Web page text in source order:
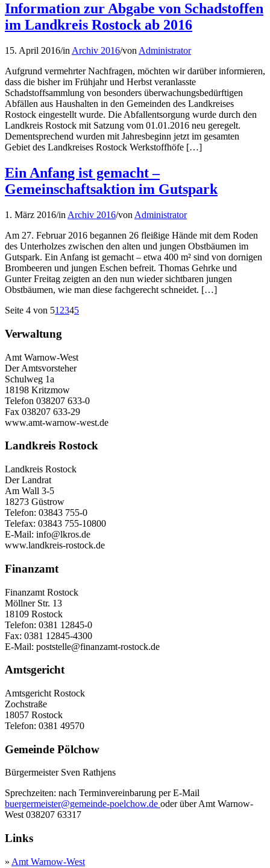
Information zur Abgabe von Schadstoffen
im Landkreis Rostock ab 2016
15. April 2016/in Archiv 2016/von Administrator
Aufgrund vermehrter Nachfragen, möchten wir darüber informieren,
dass die bisher im Frühjahr und Herbst veranlasste
Schadstoffsammlung von besonders überwachungsbedürftigen
Abfällen aus Haushalten in den Gemeinden des Landkreises
Rostock eingestellt wurde. Die Abfallentsorgung wurde durch den
Landkreis Rostock mit Satzung vom 01.01.2016 neu geregelt.
Dementsprechend wurden mit Jahresbeginn jetzt im gesamten
Gebiet des Landkreises Rostock Werkstoffhöfe […]
Ein Anfang ist gemacht –
Gemeinschaftsaktion im Gutspark
1. März 2016/in Archiv 2016/von Administrator
Am 27. Februar 2016 begannen 26 fleißige Hände mit dem Roden
des Unterholzes zwischen den alten und jungen Obstbäumen im
Gutspark. Ein Anfang ist gemacht – etwa 400 m² sind von dornigen
Brombeeren und jungen Eschen befreit. Thomas Gehrke und
Gunter Freitag zeigten an den nun wieder sichtbaren jungen
Obstbäumen, wie man diese fachgerecht schneidet. […]
Seite 4 von 51 2345
Verwaltung
Amt Warnow-West
Der Amtsvorsteher
Schulweg 1a
18198 Kritzmow
Telefon 038207 633-0
Fax 038207 633-29
www.amt-warnow-west.de
Landkreis Rostock
Landkreis Rostock
Der Landrat
Am Wall 3-5
18273 Güstrow
Telefon: 03843 755-0
Telefax: 03843 755-10800
E-Mail: info@lkros.de
www.landkreis-rostock.de
Finanzamt
Finanzamt Rostock
Möllner Str. 13
18109 Rostock
Telefon: 0381 12845-0
Fax: 0381 12845-4300
E-Mail: poststelle@finanzamt-rostock.de
Amtsgericht
Amtsgericht Rostock
Zochstraße
18057 Rostock
Telefon: 0381 49570
Gemeinde Pölchow
Bürgermeister Sven Rathjens
Sprechzeiten: nach Terminvereinbarung per E-Mail
buergermeister@gemeinde-poelchow.de oder über Amt Warnow-
West 038207 63317
Links
» Amt Warnow-West